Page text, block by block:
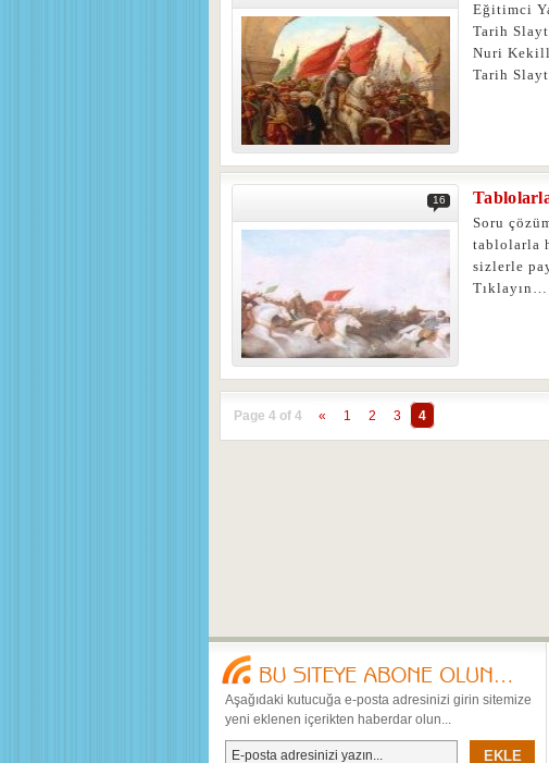
Eğitimci
Tarih
Nuri Kekilli
Tarih
16
Soru
tablolarla
sizlerle
Tıklayın…
Page 4 of 4 « 1 2 3 4
Aşağıdaki kutucuğa e-posta adresinizi girin sitemize
yeni eklenen içerikten haberdar olun...